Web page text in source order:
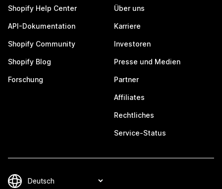
Shopify Help Center
API-Dokumentation
Shopify Community
Shopify Blog
Forschung
Über uns
Karriere
Investoren
Presse und Medien
Partner
Affiliates
Rechtliches
Service-Status